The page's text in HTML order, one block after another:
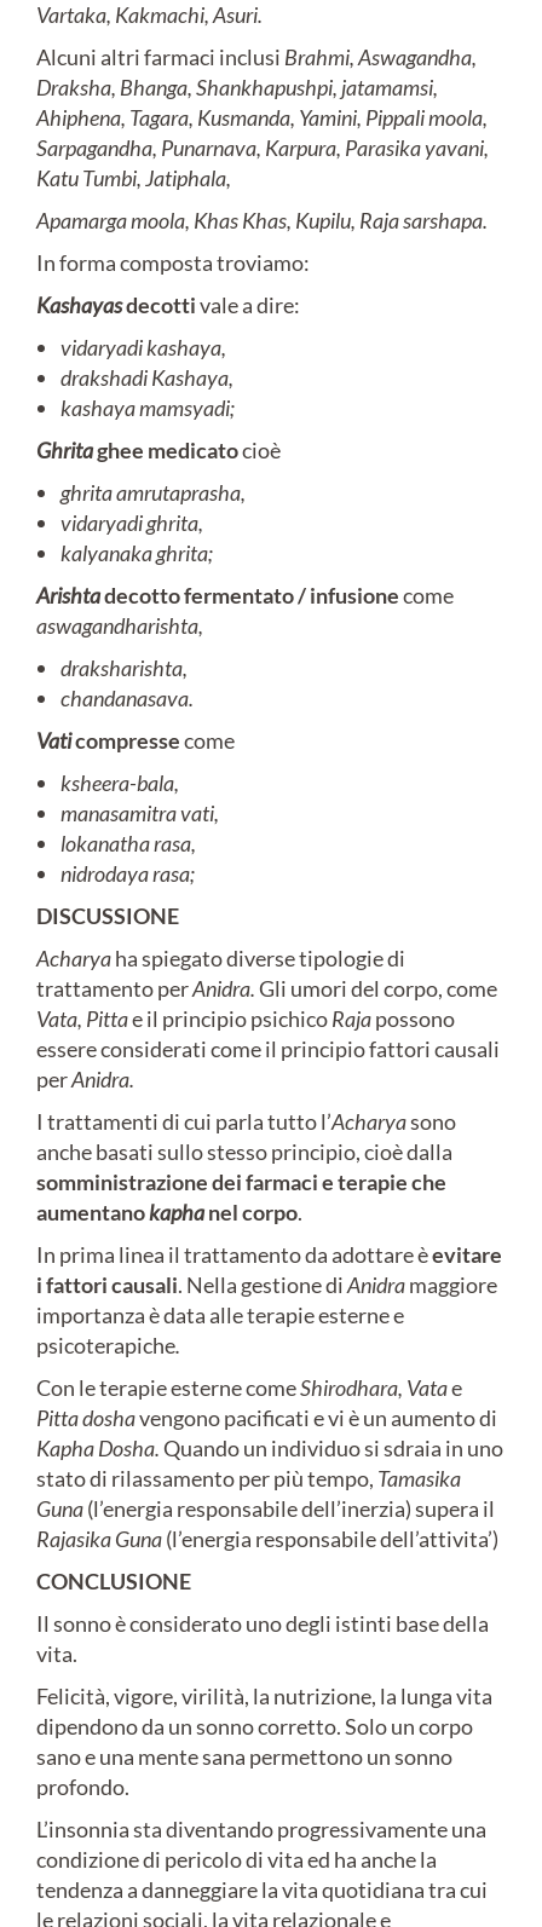
Vartaka, Kakmachi, Asuri.
Alcuni altri farmaci inclusi Brahmi, Aswagandha,
Draksha, Bhanga, Shankhapushpi, jatamamsi,
Ahiphena, Tagara, Kusmanda, Yamini, Pippalimoola,
Sarpagandha, Punarnava, Karpura, Parasika yavani,
Katu Tumbi, Jatiphala,
Apamarga moola, Khas Khas, Kupilu, Rajasarshapa.
In forma composta troviamo:
Kashayasdecottivale a dire:
vidaryadi kashaya,
drakshadi Kashaya,
kashaya mamsyadi;
Ghritaghee medicatocioè
ghritaamrutaprasha,
vidaryadi ghrita,
kalyanaka ghrita;
Arishtadecotto fermentato / infusionecome
aswagandharishta,
draksharishta,
chandanasava.
Vaticompressecome
ksheera-bala,
manasamitra vati,
lokanatha rasa,
nidrodaya rasa;
DISCUSSIONE
Acharyaha spiegato diverse tipologie di
trattamento perAnidra.Gli umori del corpo, come
Vata, Pittae il principio psichicoRajapossono
essere considerati come il principio fattori causali
perAnidra.
I trattamenti di cui parla tutto l’Acharyasono
anche basati sullo stesso principio, cioè dalla
somministrazione dei farmaci e terapie che
aumentanokaphanel corpo.
In prima linea il trattamento da adottare èevitare
i fattori causali. Nella gestione diAnidramaggiore
importanza è data alle terapie esterne e
psicoterapiche.
Con le terapie esterne comeShirodhara, Vatae
Pitta doshavengono pacificati e vi è un aumento di
Kapha Dosha.Quando un individuo si sdraia in uno
stato di rilassamento per più tempo, Tamasika
Guna(l’energia responsabile dell’inerzia) supera il
Rajasika Guna(l’energia responsabile dell’attivita’)
CONCLUSIONE
Il sonno è considerato uno degli istinti base della
vita.
Felicità, vigore, virilità, la nutrizione, la lunga vita
dipendono da un sonno corretto. Solo un corpo
sano e una mente sana permettono un sonno
profondo.
L’insonnia sta diventando progressivamente una
condizione di pericolo di vita ed ha anche la
tendenza a danneggiare la vita quotidiana tra cui
le relazioni sociali, la vita relazionale e